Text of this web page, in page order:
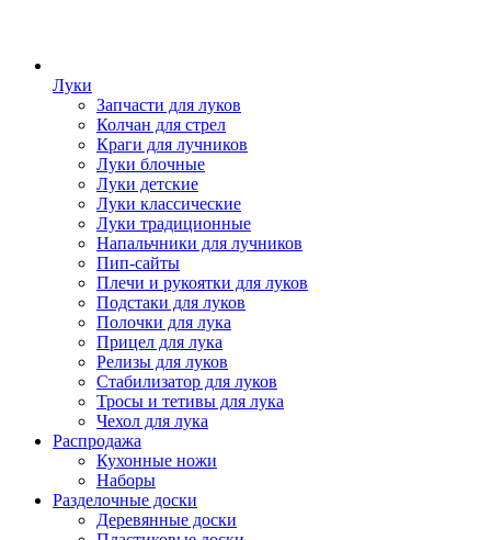
Луки
Запчасти для луков
Колчан для стрел
Краги для лучников
Луки блочные
Луки детские
Луки классические
Луки традиционные
Напальчники для лучников
Пип-сайты
Плечи и рукоятки для луков
Подстаки для луков
Полочки для лука
Прицел для лука
Релизы для луков
Стабилизатор для луков
Тросы и тетивы для лука
Чехол для лука
Распродажа
Кухонные ножи
Наборы
Разделочные доски
Деревянные доски